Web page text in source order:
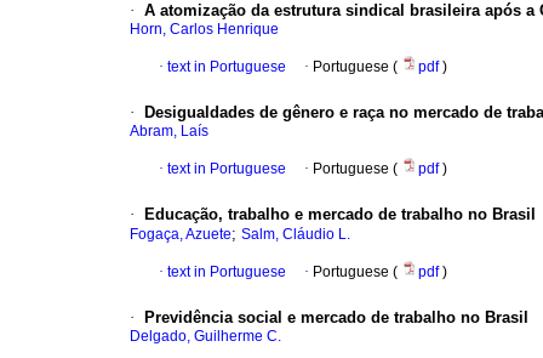
· A atomização da estrutura sindical brasileira após a
Horn, Carlos Henrique
· text in Portuguese · Portuguese ( pdf)
· Desigualdades de gênero e raça no mercado de
Abram, Laís
· text in Portuguese · Portuguese ( pdf)
· Educação, trabalho e mercado de trabalho no Brasil
Fogaça, Azuete; Salm, Cláudio L.
· text in Portuguese · Portuguese ( pdf)
· Previdência social e mercado de trabalho no Brasil
Delgado, Guilherme C.